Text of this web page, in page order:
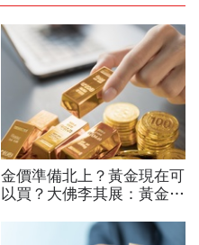
金價準備北上？黃金現在可
以買？大佛李其展：黃金價
瑞銀3理由喊5000美元不遠